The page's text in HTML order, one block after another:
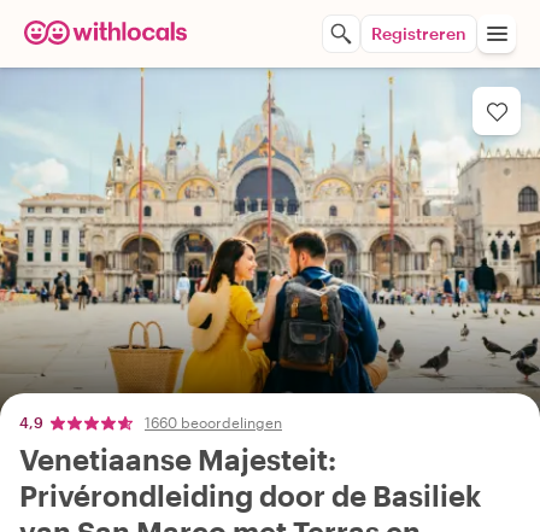
Registreren
4,9 1660 beoordelingen
Venetiaanse Majesteit:
Privérondleiding door de Basiliek